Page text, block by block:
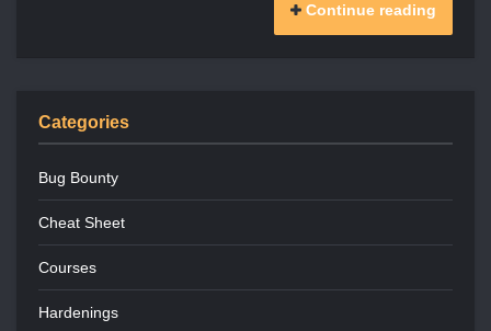
Continue reading
Categories
Bug Bounty
Cheat Sheet
Courses
Hardenings